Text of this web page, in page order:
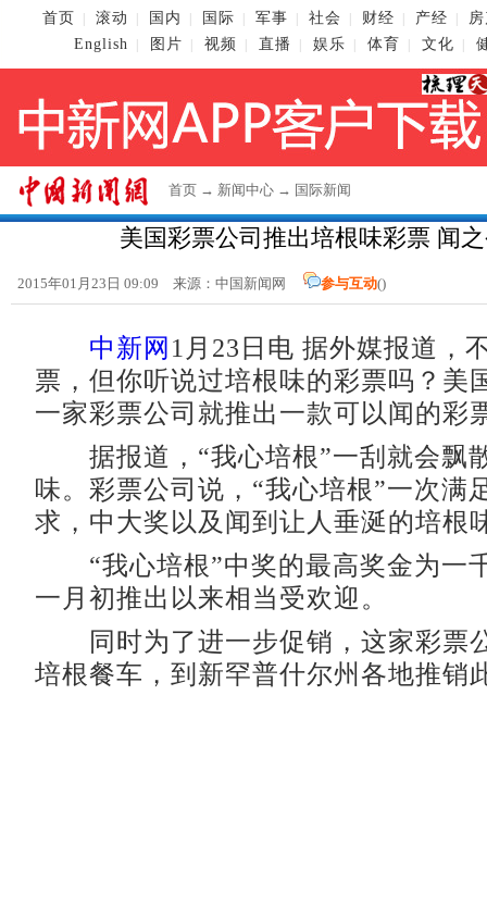
首页 滚动 国内 国际 军事 社会 财经 产经
English
图片 视频 直播 娱乐 体育 文化
首页 → 新闻中心 → 国际新闻
美国彩票公司推出培根味彩票 闻
2015年01月23日 09:09 来源： 中国新闻网 参与互动()
中新网 1月23日电 据外媒报道，
票，但你听说过培根味的彩票吗？美
一家彩票公司就推出一款可以闻的彩
据报道，“我心培根”一刮就会飘
味。彩票公司说，“我心培根”一次满
求，中大奖以及闻到让人垂涎的培根
“我心培根”中奖的最高奖金为一
一月初推出以来相当受欢迎。
同时为了进一步促销，这家彩票
培根餐车，到新罕普什尔州各地推销